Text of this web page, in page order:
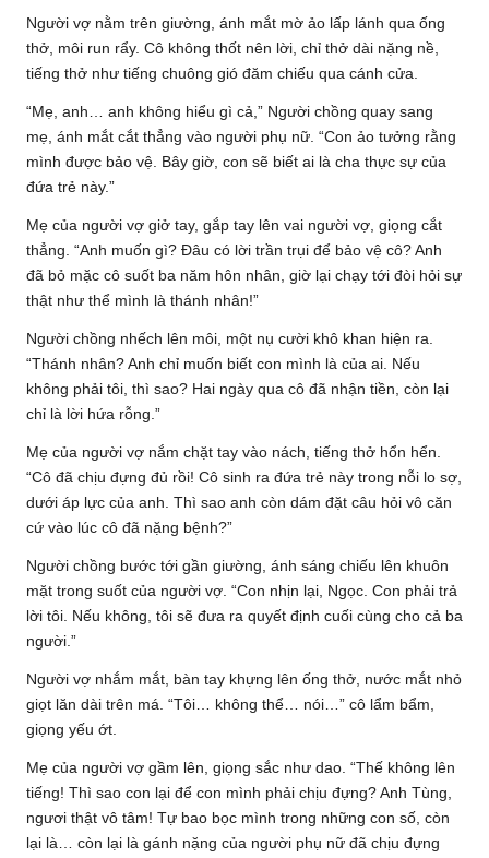
Người vợ nằm trên giường, ánh mắt mờ ảo lấp lánh qua ống
thở, môi run rẩy. Cô không thốt nên lời, chỉ thở dài nặng nề,
tiếng thở như tiếng chuông gió đăm chiếu qua cánh cửa.
“Mẹ, anh… anh không hiểu gì cả,” Người chồng quay sang
mẹ, ánh mắt cắt thẳng vào người phụ nữ. “Con ảo tưởng rằng
mình được bảo vệ. Bây giờ, con sẽ biết ai là cha thực sự của
đứa trẻ này.”
Mẹ của người vợ giở tay, gắp tay lên vai người vợ, giọng cắt
thẳng. “Anh muốn gì? Đâu có lời trần trụi để bảo vệ cô? Anh
đã bỏ mặc cô suốt ba năm hôn nhân, giờ lại chạy tới đòi hỏi sự
thật như thể mình là thánh nhân!”
Người chồng nhếch lên môi, một nụ cười khô khan hiện ra.
“Thánh nhân? Anh chỉ muốn biết con mình là của ai. Nếu
không phải tôi, thì sao? Hai ngày qua cô đã nhận tiền, còn lại
chỉ là lời hứa rỗng.”
Mẹ của người vợ nắm chặt tay vào nách, tiếng thở hổn hển.
“Cô đã chịu đựng đủ rồi! Cô sinh ra đứa trẻ này trong nỗi lo sợ,
dưới áp lực của anh. Thì sao anh còn dám đặt câu hỏi vô căn
cứ vào lúc cô đã nặng bệnh?”
Người chồng bước tới gần giường, ánh sáng chiếu lên khuôn
mặt trong suốt của người vợ. “Con nhịn lại, Ngọc. Con phải trả
lời tôi. Nếu không, tôi sẽ đưa ra quyết định cuối cùng cho cả ba
người.”
Người vợ nhắm mắt, bàn tay khựng lên ống thở, nước mắt nhỏ
giọt lăn dài trên má. “Tôi… không thể… nói…” cô lẩm bẩm,
giọng yếu ớt.
Mẹ của người vợ gầm lên, giọng sắc như dao. “Thế không lên
tiếng! Thì sao con lại để con mình phải chịu đựng? Anh Tùng,
ngươi thật vô tâm! Tự bao bọc mình trong những con số, còn
lại là… còn lại là gánh nặng của người phụ nữ đã chịu đựng